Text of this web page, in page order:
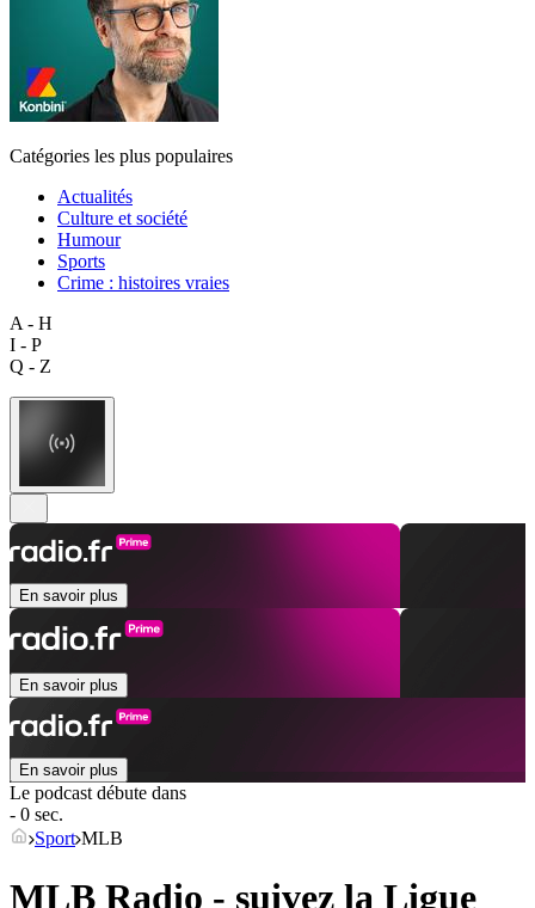
Catégories les plus populaires
Actualités
Culture et société
Humour
Sports
Crime : histoires vraies
A - H
I - P
Q - Z
En savoir plus
En savoir plus
En savoir plus
Le podcast débute dans
- 0 sec.
Sport MLB
MLB Radio - suivez la Ligue